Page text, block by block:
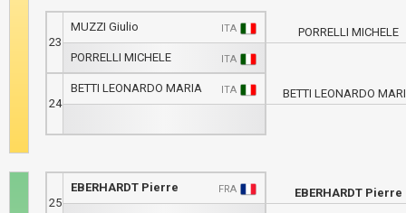
23
MUZZI Giulio ITA
PORRELLI MICHELE ITA
24
BETTI LEONARDO MARIA ITA
PORRELLI MICHELE
BETTI LEONARDO
25
EBERHARDT Pierre FRA EBERHARDT Pierre